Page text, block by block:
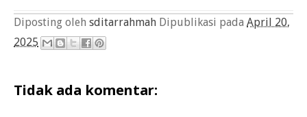
Diposting oleh sditarrahmah Dipublikasi pada April 20,
2025
Tidak ada komentar: